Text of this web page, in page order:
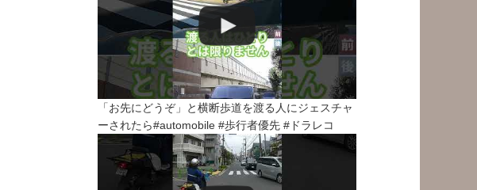
「お先にどうぞ」と横断歩道を渡る人にジェスチャ
ーされたら#automobile #歩行者優先 #ドラレコ